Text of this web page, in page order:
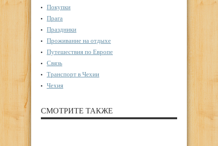
Покупки
Прага
Праздники
Проживание на отдыхе
Путешествия по Европе
Связь
Транспорт в Чехии
Чехия
СМОТРИТЕ ТАКЖЕ